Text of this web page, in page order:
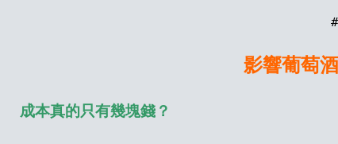
#
影響葡萄
成本真的只有幾塊錢？